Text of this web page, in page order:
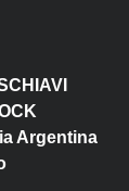
Argentina